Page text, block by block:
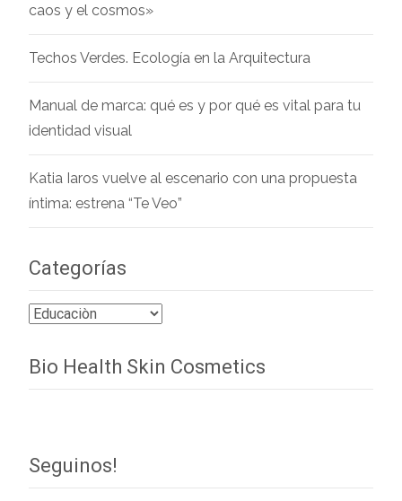
caos y el cosmos»
Techos Verdes. Ecología en la Arquitectura
Manual de marca: qué es y por qué es vital para tu
identidad visual
Katia Iaros vuelve al escenario con una propuesta
íntima: estrena “Te Veo”
Categorías
Categorías
Bio Health Skin Cosmetics
Seguinos!